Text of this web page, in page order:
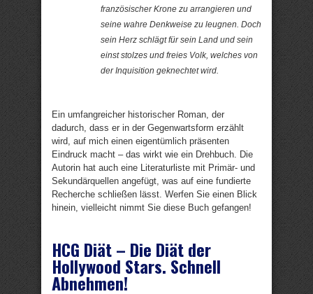
französischer Krone zu arrangieren und
seine wahre Denkweise zu leugnen. Doch
sein Herz schlägt für sein Land und sein
einst stolzes und freies Volk, welches von
der Inquisition geknechtet wird.
Ein umfangreicher historischer Roman, der
dadurch, dass er in der Gegenwartsform erzählt
wird, auf mich einen eigentümlich präsenten
Eindruck macht – das wirkt wie ein Drehbuch. Die
Autorin hat auch eine Literaturliste mit Primär- und
Sekundärquellen angefügt, was auf eine fundierte
Recherche schließen lässt. Werfen Sie einen Blick
hinein, vielleicht nimmt Sie diese Buch gefangen!
HCG Diät – Die Diät der
Hollywood Stars. Schnell
Abnehmen!